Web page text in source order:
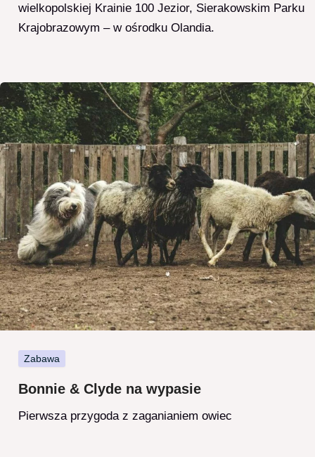
wielkopolskiej Krainie 100 Jezior, Sierakowskim Parku
Krajobrazowym – w ośrodku Olandia.
Zabawa
Bonnie & Clyde na wypasie
Pierwsza przygoda z zaganianiem owiec